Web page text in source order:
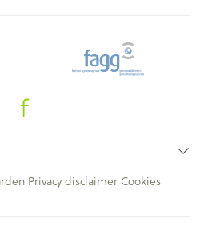
Privacy disclaimer Cookies